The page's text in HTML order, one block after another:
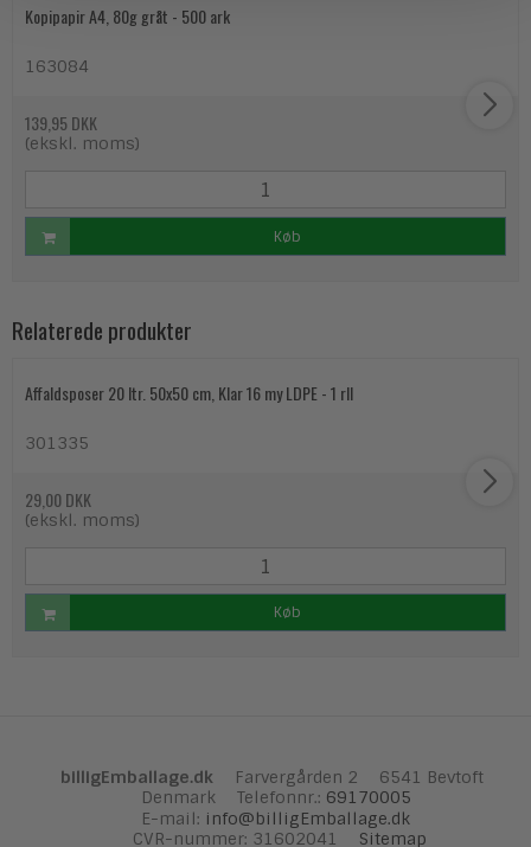
Kopipapir A4, 80g gråt - 500 ark
163084
139,95 DKK
(ekskl. moms)
Køb
Relaterede produkter
Affaldsposer 20 ltr. 50x50 cm, Klar 16 my LDPE - 1 rll
301335
29,00 DKK
(ekskl. moms)
Køb
billigEmballage.dk Farvergården 2
6541 Bevtoft
Denmark
Telefonnr.: 69170005
E-mail: info@billigEmballage.dk
CVR-nummer: 31602041 Sitemap